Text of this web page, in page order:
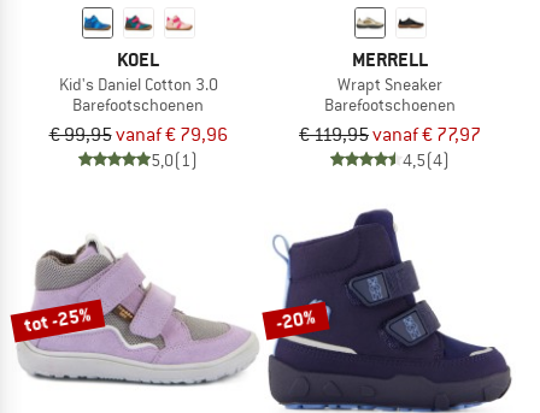
KOEL
Kid's Daniel Cotton 3.0
Barefootschoenen
€ 99,95vanaf € 79,96
5,0(1)
MERRELL
Wrapt Sneaker
Barefootschoenen
€ 119,95vanaf € 77,97
4,5(4)
tot -25% -20%